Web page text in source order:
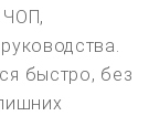
ЧОП,
быстро, без